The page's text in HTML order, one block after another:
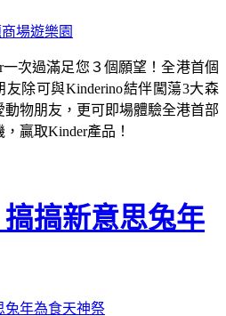
次過滿足您３個願望！全港首個
除可與Kinderino結伴闖蕩3大森
物朋友，更可即場體驗全港首部
贏取Kinder產品！
搞搞新意思兔年